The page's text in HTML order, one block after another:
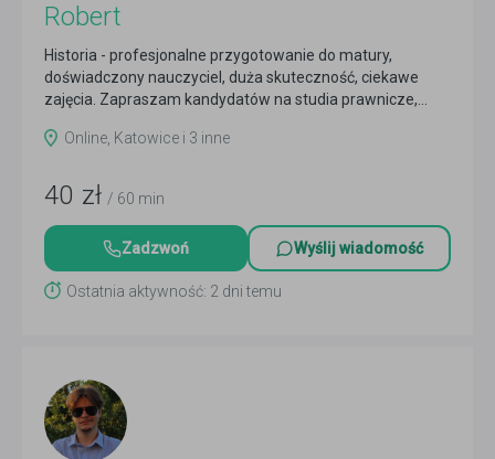
Robert
Historia - profesjonalne przygotowanie do matury,
doświadczony nauczyciel, duża skuteczność, ciekawe
zajęcia. Zapraszam kandydatów na studia prawnicze,...
Online, Katowice i 3 inne
40 zł / 60 min
Zadzwoń Wyślij wiadomość
Ostatnia aktywność: 2 dni temu